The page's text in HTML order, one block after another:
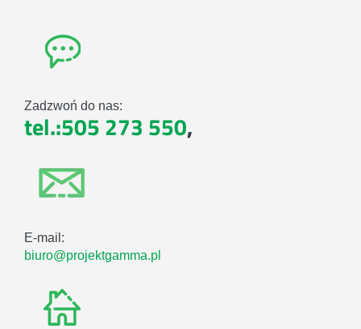
Zadzwoń do nas:
tel.:505 273 550,
E-mail:
biuro@projektgamma.pl